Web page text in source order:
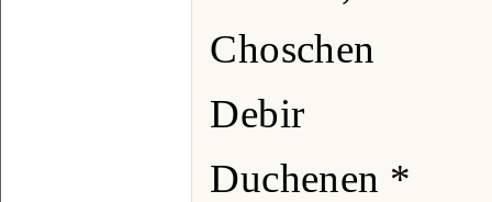
Choschen
Debir
Duchenen *